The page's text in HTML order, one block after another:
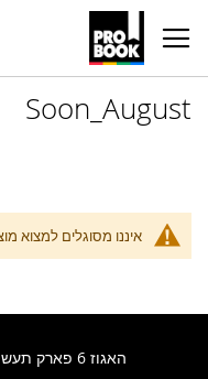
Skip
Soon_August
איננו מסוגלים למצוא
האגוז 6 פארק תעשיות חבל מודיעין (בתאום מראש)